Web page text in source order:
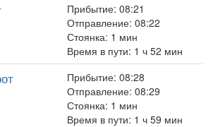
Прибытие: 08:21
Отправление: 08:22
Стоянка: 1 мин
Время в пути: 1 ч 52 мин
Прибытие: 08:28
Отправление: 08:29
Стоянка: 1 мин
Время в пути: 1 ч 59 мин